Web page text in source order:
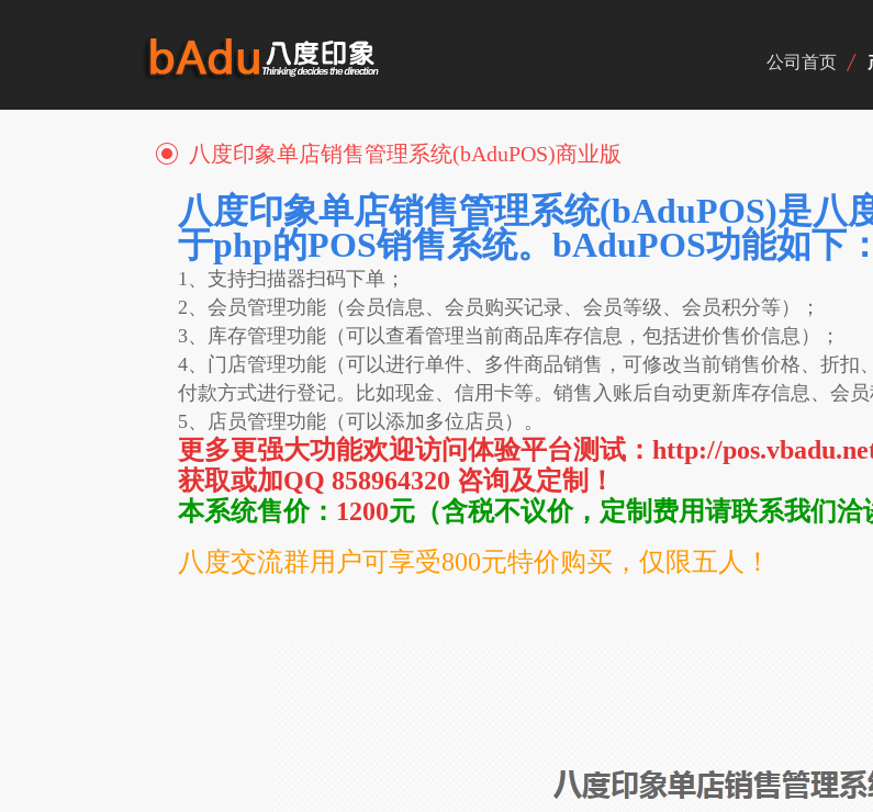
公司首页
八度印象单店销售管理系统(bAduPOS)商业版
八度印象单店销售管理系统(bAduPOS)是八
于php的POS销售系统。bAduPOS功能如下：
1、支持扫描器扫码下单；
2、会员管理功能（会员信息、会员购买记录、会员等级、会员积分等）；
3、库存管理功能（可以查看管理当前商品库存信息，包括进价售价信息）；
4、门店管理功能（可以进行单件、多件商品销售，可修改当前销售价格、折
付款方式进行登记。比如现金、信用卡等。销售入账后自动更新库存信息、会员
5、店员管理功能（可以添加多位店员）。
更多更强大功能欢迎访问体验平台测试： http://
获取或加QQ 858964320 咨询及定制！
本系统售价： 1200元（含税不议价，定制费用请联系我们洽
八度交流群用户可享受800元特价购买，仅限五人！